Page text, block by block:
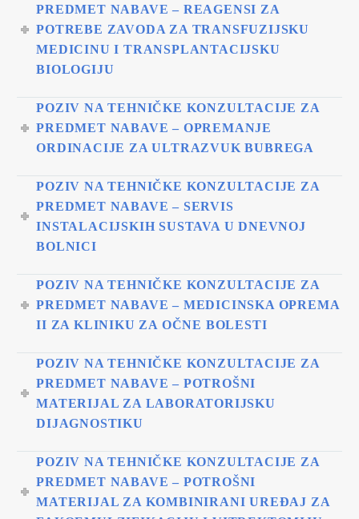
PREDMET NABAVE – REAGENSI ZA
POTREBE ZAVODA ZA TRANSFUZIJSKU
MEDICINU I TRANSPLANTACIJSKU
BIOLOGIJU
POZIV NA TEHNIČKE KONZULTACIJE ZA
PREDMET NABAVE – OPREMANJE
ORDINACIJE ZA ULTRAZVUK BUBREGA
POZIV NA TEHNIČKE KONZULTACIJE ZA
PREDMET NABAVE – SERVIS
INSTALACIJSKIH SUSTAVA U DNEVNOJ
BOLNICI
POZIV NA TEHNIČKE KONZULTACIJE ZA
PREDMET NABAVE – MEDICINSKA OPREMA
II ZA KLINIKU ZA OČNE BOLESTI
POZIV NA TEHNIČKE KONZULTACIJE ZA
PREDMET NABAVE – POTROŠNI
MATERIJAL ZA LABORATORIJSKU
DIJAGNOSTIKU
POZIV NA TEHNIČKE KONZULTACIJE ZA
PREDMET NABAVE – POTROŠNI
MATERIJAL ZA KOMBINIRANI UREĐAJ ZA